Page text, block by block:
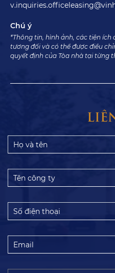
Chú ý
*Thông tin, hình ảnh, các tiện
tương đối và có thể được điều
quyết định của Tòa nhà tại từng
Họ
và
Tên
công
Số
điện
Email